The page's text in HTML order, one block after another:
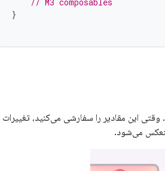
}
. وقتی این مقادیر را سفارشی می‌کنید، تغییرات